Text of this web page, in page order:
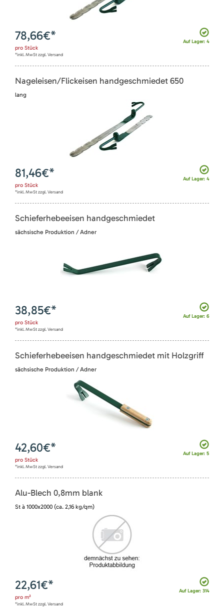
Auf Lager: 4
78,66€*
pro Stück
*inkl. MwSt zzgl. Versand
Nageleisen/Flickeisen handgeschmiedet 650
lang
Auf Lager: 4
81,46€*
pro Stück
*inkl. MwSt zzgl. Versand
Schieferhebeeisen handgeschmiedet
sächsische Produktion / Adner
Auf Lager: 6
38,85€*
pro Stück
*inkl. MwSt zzgl. Versand
Schieferhebeeisen handgeschmiedet mit Holzgriff
sächsische Produktion / Adner
Auf Lager: 5
42,60€*
pro Stück
*inkl. MwSt zzgl. Versand
Alu-Blech 0,8mm blank
St à 1000x2000 (ca. 2,16 kg/qm)
Auf Lager: 314
22,61€*
pro m²
*inkl. MwSt zzgl. Versand